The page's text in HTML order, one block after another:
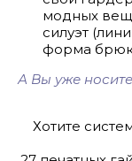
модных
силуэт
форма брюк
А Вы уже
Хотите